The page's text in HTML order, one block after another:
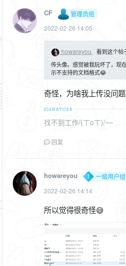
CF
管理员组
2022-02-26 14:05
howareyou
看到这个帖
传头像。感觉被我玩坏了，现
示不支持的文档格式😂
奇怪，为啥我上传没问题
找不到工作/(ㄒoㄒ)/~~
回复
howareyou
一级用户组
2022-02-26 14:14
所以觉得很奇怪😅